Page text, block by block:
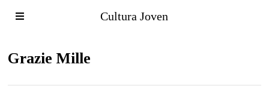
Cultura Joven
Grazie Mille